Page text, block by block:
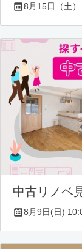
8月15日（土
中古リノベ
8月9日(日)